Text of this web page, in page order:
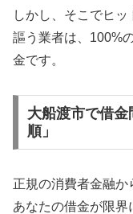
しかし、そこでヒ
謳う業者は、100%
金です。
大船渡市で借
順」
正規の消費者金融か
あなたの借金が限